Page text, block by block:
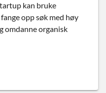
kan bruke
opp søk med høy
omdanne organisk